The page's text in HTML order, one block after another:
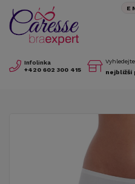
Infolinka
+420 602 300 415
Vyhledejte
nejbližší